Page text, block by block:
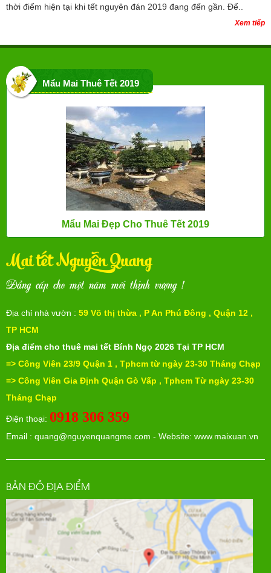
thời điểm hiện tại khi tết nguyên đán 2019 đang đến gần. Để..
Xem tiếp
Mẩu Mai Thuê Tết 2019
Mẩu Mai Đẹp Cho Thuê Tết 2019
Mai tết Nguyễn Quang
Đẳng cấp cho một năm mới thịnh vượng !
Địa chỉ nhà vườn : 59 Võ thị thừa , P An Phú Đông , Quận 12 ,
TP HCM
Địa điểm cho thuê mai tết Bính Ngọ 2026 Tại TP HCM
=> Công Viên 23/9 Quận 1 , Tphcm từ ngày 23-30 Tháng Chạp
=> Công Viên Gia Định Quận Gò Vấp , Tphcm Từ ngày 23-30
Tháng Chạp
Điện thoại: 0918 306 359
Email : quang@nguyenquangme.com - Website: www.maixuan.vn
BẢN ĐỒ ĐỊA ĐIỂM